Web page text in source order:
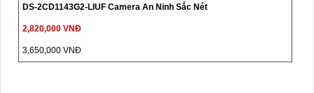
DS-2CD1143G2-LIUF Camera An Ninh Sắc Nét
2,820,000 VNĐ
3,650,000 VNĐ